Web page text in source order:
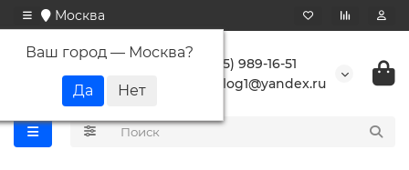
Москва
Ваш город — Москва?
+7 (495) 989-16-51
buranlog1@yandex.ru